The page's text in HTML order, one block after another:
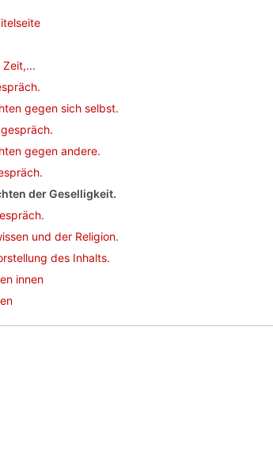
Zeit,...
gegen sich selbst.
gegen andere.
der Geselligkeit.
und der Religion.
des Inhalts.
innen